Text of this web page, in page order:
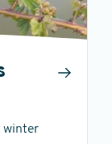
winter